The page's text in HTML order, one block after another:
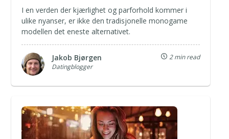
I en verden der kjærlighet og parforhold kommer i
ulike nyanser, er ikke den tradisjonelle monogame
modellen det eneste alternativet.
Jakob Bjørgen
Datingblogger
2 min read